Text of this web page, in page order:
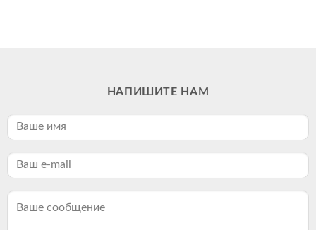
НАПИШИТЕ НАМ